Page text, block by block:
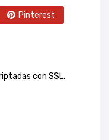
Pinterest
con SSL.